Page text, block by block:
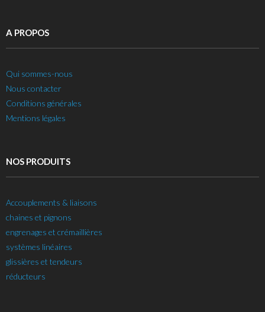
A PROPOS
Qui sommes-nous
Nous contacter
Conditions générales
Mentions légales
NOS PRODUITS
Accouplements & liaisons
chaines et pignons
engrenages et crémaillières
systèmes linéaires
glissières et tendeurs
réducteurs